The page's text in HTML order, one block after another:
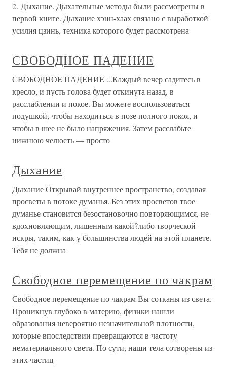
2. Дыхание. Дыхательные методы были рассмотрены в
первой книге. Дыхание хэнн-хаах связано с выработкой
усилия цзинь, техника которого будет рассмотрена
СВОБОДНОЕ ПАДЕНИЕ
СВОБОДНОЕ ПАДЕНИЕ ...Каждый вечер садитесь в
кресло, и пусть голова будет откинута назад, в
расслаблении и покое. Вы можете воспользоваться
подушкой, чтобы находиться в позе полного покоя, и
чтобы в шее не было напряжения. Затем расслабьте
нижнюю челюсть — просто
Дыхание
Дыхание Открывай внутреннее пространство, создавая
просветы в потоке думанья. Без этих просветов твое
думанье становится безостановочно повторяющимся, не
вдохновляющим, лишенным какой?либо творческой
искры, таким, как у большинства людей на этой планете.
Тебя не должна
Свободное перемещение по чакрам
Свободное перемещение по чакрам Вы сотканы из света.
Проникнув глубоко в материю, физики нашли
образования невероятно незначительной плотности,
которые впоследствии превращаются в частоту
нематериального света. По сути, наши тела сотворены из
этих частиц